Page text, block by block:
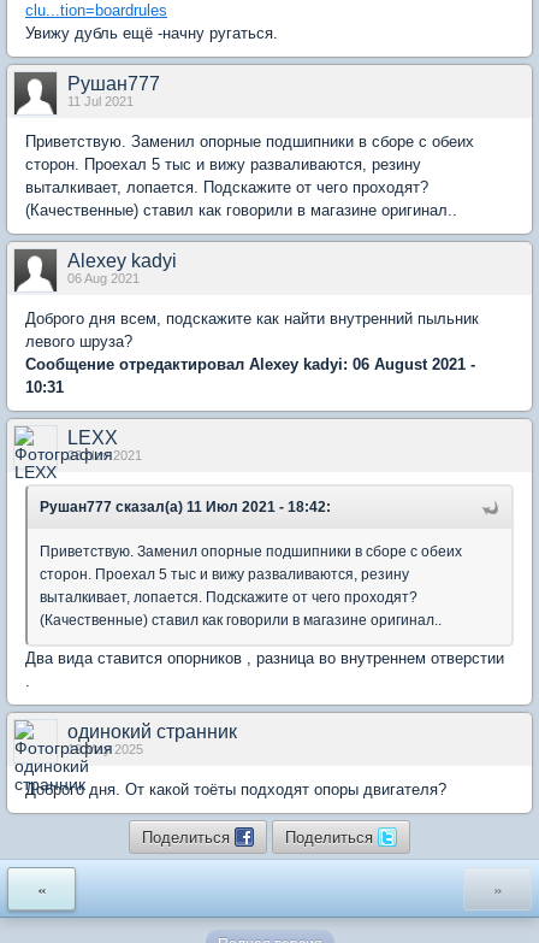
clu...tion=boardrules
Увижу дубль ещё -начну ругаться.
Рушан777
11 Jul 2021
Приветствую. Заменил опорные подшипники в сборе с обеих
сторон. Проехал 5 тыс и вижу разваливаются, резину
выталкивает, лопается. Подскажите от чего проходят?
(Качественные) ставил как говорили в магазине оригинал..
Alexey kadyi
06 Aug 2021
Доброго дня всем, подскажите как найти внутренний пыльник
левого шруза?
Сообщение отредактировал Alexey kadyi: 06 August 2021 -
10:31
LEXX
23 Nov 2021
Рушан777 сказал(а) 11 Июл 2021 - 18:42:
Приветствую. Заменил опорные подшипники в сборе с обеих
сторон. Проехал 5 тыс и вижу разваливаются, резину
выталкивает, лопается. Подскажите от чего проходят?
(Качественные) ставил как говорили в магазине оригинал..
Два вида ставится опорников , разница во внутреннем отверстии
.
одинокий странник
19 May 2025
Доброго дня. От какой тоёты подходят опоры двигателя?
Поделиться Поделиться
« »